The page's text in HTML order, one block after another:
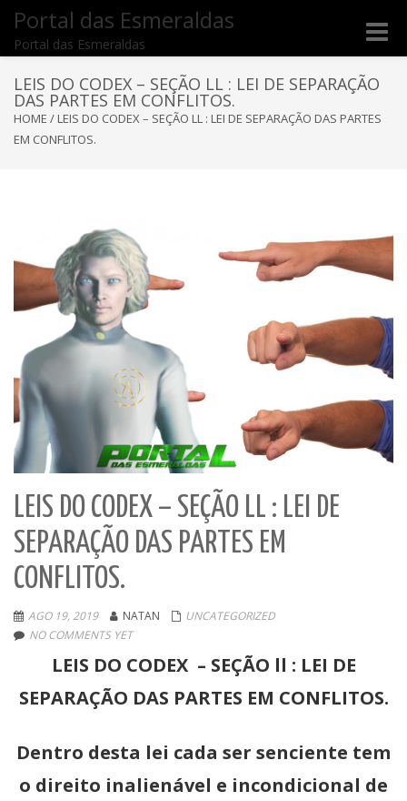
Portal das Esmeraldas
Portal das Esmeraldas
Toggle
LEIS DO CODEX – SEÇÃO LL : LEI DE SEPARAÇÃO
DAS PARTES EM CONFLITOS.
HOME / LEIS DO CODEX – SEÇÃO LL : LEI DE SEPARAÇÃO DAS PARTES
EM CONFLITOS.
LEIS DO CODEX – SEÇÃO LL : LEI DE
SEPARAÇÃO DAS PARTES EM
CONFLITOS.
AGO 19, 2019 NATAN
UNCATEGORIZED
NO COMMENTS YET
LEIS DO CODEX – SEÇÃO ll : LEI DE
SEPARAÇÃO DAS PARTES EM CONFLITOS.
Dentro desta lei cada ser senciente tem
o direito inalienável e incondicional de